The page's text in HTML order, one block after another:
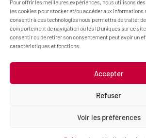
Pour offrir les meilleures expériences, nous utilisons
les cookies pour stocker et/ou accéder aux informations
consentir à ces technologies nous permettra de traiter
comportement de navigation ou les ID uniques sur ce
consentir ou de retirer son consentement peut avoir un
caractéristiques et fonctions.
Accepter
Refuser
Voir les préférences
A PROPOS
Blog Pimenko: Experiencia en e-learning y